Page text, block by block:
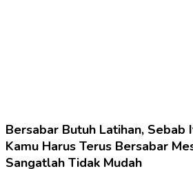
Bersabar Butuh Latihan, Sebab
Kamu Harus Terus Bersabar
Sangatlah Tidak Mudah